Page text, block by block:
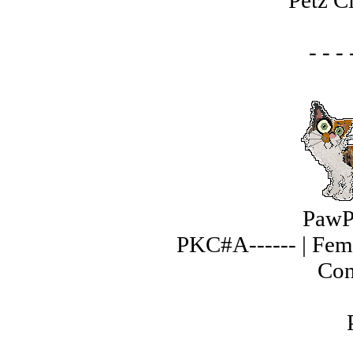
- - -
PKC#A------ |